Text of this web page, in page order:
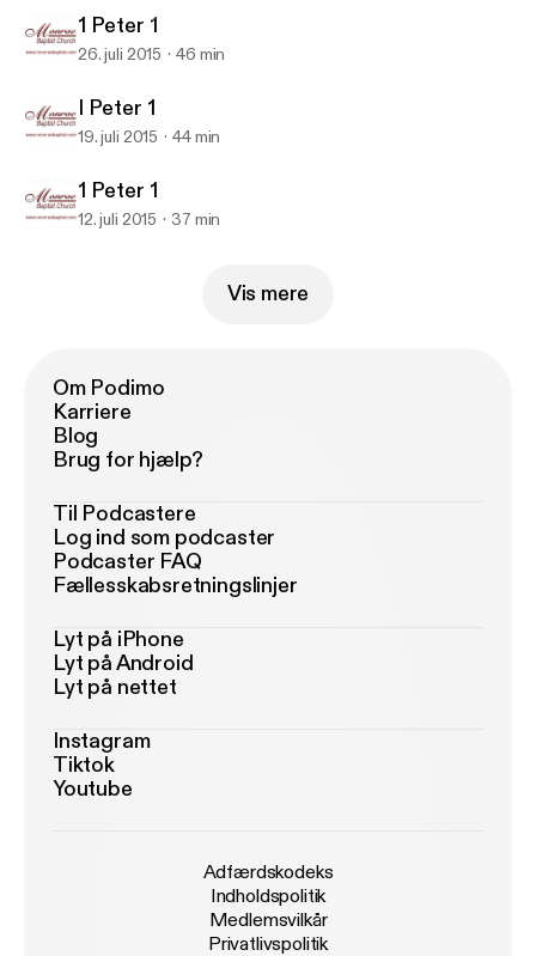
Monroe Baptist Church
1 Peter 1
26. juli 2015 46 min
I Peter 1
19. juli 2015 44 min
1 Peter 1
12. juli 2015 37 min
Vis mere
Om Podimo
Karriere
Blog
Brug for hjælp?
Til Podcastere
Log ind som podcaster
Podcaster FAQ
Fællesskabsretningslinjer
Lyt på iPhone
Lyt på Android
Lyt på nettet
Instagram
Tiktok
Youtube
Adfærdskodeks
Indholdspolitik
Medlemsvilkår
Privatlivspolitik